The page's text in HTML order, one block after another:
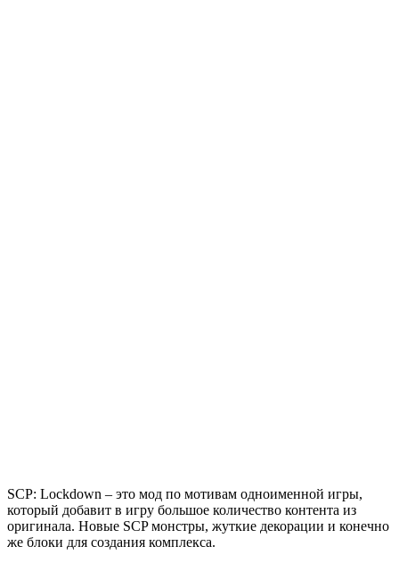
SCP: Lockdown – это мод по мотивам одноименной игры,
который добавит в игру большое количество контента из
оригинала. Новые SCP монстры, жуткие декорации и конечно
же блоки для создания комплекса.